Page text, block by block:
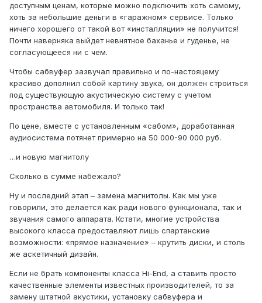
доступным ценам, которые можно подключить хоть самому,
хоть за небольшие деньги в «гаражном» сервисе. Только
ничего хорошего от такой вот «инсталляции» не получится!
Почти наверняка выйдет невнятное баханье и гуденье, не
согласующееся ни с чем.
Чтобы сабвуфер зазвучал правильно и по-настояцему
красиво дополнил собой картину звука, он должен строиться
под существующую акустическую систему с учетом
пространства автомобиля. И только так!
По цене, вместе с установленным «сабом», доработанная
аудиосистема потянет примерно на 50 000-90 000 руб.
…и новую магнитолу
Сколько в сумме набежало?
Ну и последний этап – замена магнитолы. Как мы уже
говорили, это делается как ради нового функцио­нала, так и
звучания самого аппарата. Кстати, многие устройства
высокого класса предоставляют лишь спартанские
возможности: «прямое назначение» – крутить диски, и столь
же аскетичный дизайн.
Если не брать компоненты класса Hi-End, а ставить просто
качественные элементы известных производителей, то за
замену штатной акустики, установку сабвуфера и